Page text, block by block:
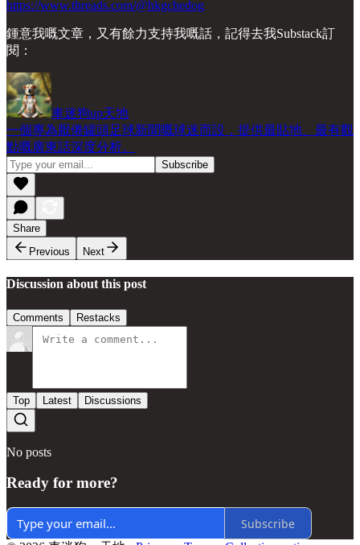
https://www.threads.com/@hkgchedog
鍾意我嘅文章，又有餘力支持我嘅話，記得去我Substack訂
閱：
車迷狗up天地
一個專為厭倦罐頭足球新聞嘅球迷而設，提供最貼地、最有觀
點嘅廣東話深度分析。
Share
Previous
Next
Discussion about this post
Comments Restacks
Top Latest Discussions
No posts
Ready for more?
Subscribe